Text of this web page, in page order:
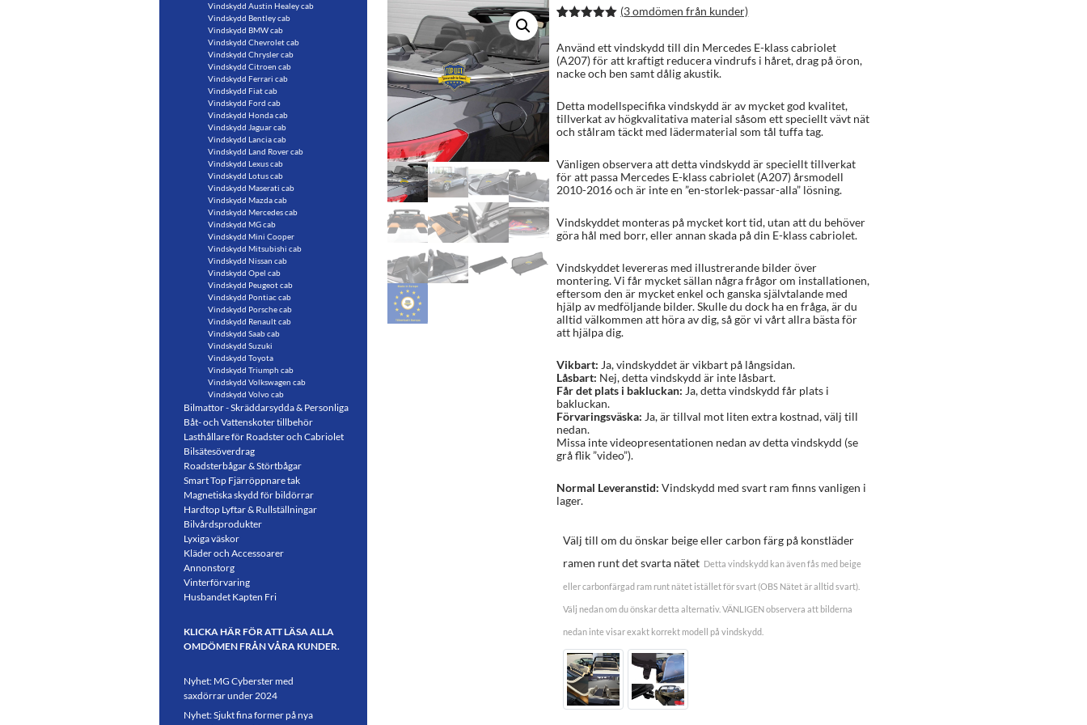
baserat på
kundrecens
ioner
(3omdömen från kunder)
Använd ett vindskydd till din Mercedes E-klass cabriolet
(A207) för att kraftigt reducera vindrufs i håret, drag på öron,
nacke och ben samt dålig akustik.
Detta modellspecifika vindskydd är av mycket god kvalitet,
tillverkat av högkvalitativa material såsom ett speciellt vävt nät
och stålram täckt med lädermaterial som tål tuffa tag.
Vänligen observera att detta vindskydd är speciellt tillverkat
för att passa Mercedes E-klass cabriolet (A207) årsmodell
2010-2016 och är inte en ”en-storlek-passar-alla” lösning.
Vindskyddet monteras på mycket kort tid, utan att du behöver
göra hål med borr, eller annan skada på din E-klass cabriolet.
Vindskyddet levereras med illustrerande bilder över
montering. Vi får mycket sällan några frågor om installationen,
eftersom den är mycket enkel och ganska självtalande med
hjälp av medföljande bilder. Skulle du dock ha en fråga, är du
alltid välkommen att höra av dig, så gör vi vårt allra bästa för
att hjälpa dig.
Vikbart: Ja, vindskyddet är vikbart på långsidan.
Låsbart: Nej, detta vindskydd är inte låsbart.
Får det plats i bakluckan: Ja, detta vindskydd får plats i
bakluckan.
Förvaringsväska: Ja, är tillval mot liten extra kostnad, välj till
nedan.
Missa inte videopresentationen nedan av detta vindskydd (se
grå flik ”video”).
Normal Leveranstid: Vindskydd med svart ram finns vanligen i
lager.
Välj till om du önskar beige eller carbon färg på konstläder
ramen runt det svarta nätet Detta vindskydd kan även fås med beige
eller carbonfärgad ram runt nätet istället för svart (OBS Nätet är alltid svart).
Välj nedan om du önskar detta alternativ. VÄNLIGEN observera att bilderna
nedan inte visar exakt korrekt modell på vindskydd.
Vindskydd Austin Healey cab
Vindskydd Bentley cab
Vindskydd BMW cab
Vindskydd Chevrolet cab
Vindskydd Chrysler cab
Vindskydd Citroen cab
Vindskydd Ferrari cab
Vindskydd Fiat cab
Vindskydd Ford cab
Vindskydd Honda cab
Vindskydd Jaguar cab
Vindskydd Lancia cab
Vindskydd Land Rover cab
Vindskydd Lexus cab
Vindskydd Lotus cab
Vindskydd Maserati cab
Vindskydd Mazda cab
Vindskydd Mercedes cab
Vindskydd MG cab
Vindskydd Mini Cooper
Vindskydd Mitsubishi cab
Vindskydd Nissan cab
Vindskydd Opel cab
Vindskydd Peugeot cab
Vindskydd Pontiac cab
Vindskydd Porsche cab
Vindskydd Renault cab
Vindskydd Saab cab
Vindskydd Suzuki
Vindskydd Toyota
Vindskydd Triumph cab
Vindskydd Volkswagen cab
Vindskydd Volvo cab
Bilmattor - Skräddarsydda & Personliga
Båt- och Vattenskoter tillbehör
Lasthållare för Roadster och Cabriolet
Bilsätesöverdrag
Roadsterbågar & Störtbågar
Smart Top Fjärröppnare tak
Magnetiska skydd för bildörrar
Hardtop Lyftar & Rullställningar
Bilvårdsprodukter
Lyxiga väskor
Kläder och Accessoarer
Annonstorg
Vinterförvaring
Husbandet Kapten Fri
KLICKA HÄR FÖR ATT LÄSA ALLA
OMDÖMEN FRÅN VÅRA KUNDER.
Nyhet: MG Cyberster med
saxdörrar under 2024
Nyhet: Sjukt fina former på nya